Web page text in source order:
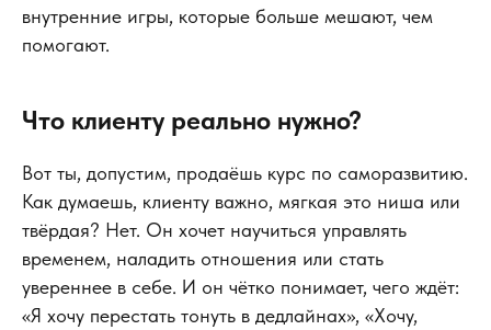
внутренние игры, которые больше мешают, чем
помогают.
Что клиенту реально нужно?
Вот ты, допустим, продаёшь курс по саморазвитию.
Как думаешь, клиенту важно, мягкая это ниша или
твёрдая? Нет. Он хочет научиться управлять
временем, наладить отношения или стать
увереннее в себе. И он чётко понимает, чего ждёт:
«Я хочу перестать тонуть в дедлайнах», «Хочу,